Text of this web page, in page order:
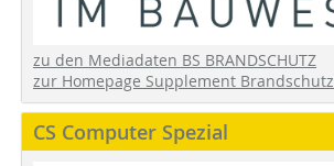
zu den Mediadaten BS BRANDSCHUTZ
zur Homepage Supplement Brandschutz
CS Computer Spezial